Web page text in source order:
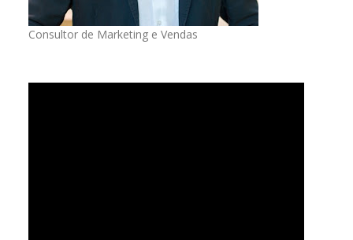
Consultor de Marketing e Vendas